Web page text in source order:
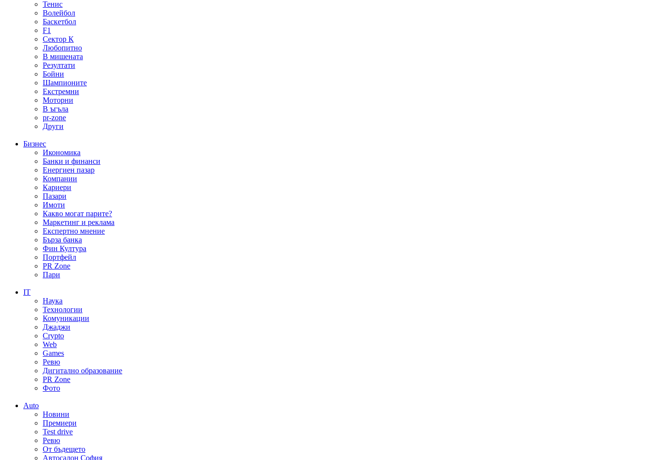
Тенис
Волейбол
Баскетбол
F1
Сектор К
Любопитно
В мишената
Резултати
Бойни
Шампионите
Екстремни
Моторни
В ъгъла
pr-zone
Други
Бизнес
Икономика
Банки и финанси
Енергиен пазар
Компании
Кариери
Пазари
Имоти
Какво могат парите?
Маркетинг и реклама
Експертно мнение
Бърза банка
Фин Култура
Портфейл
PR Zone
Пари
IT
Наука
Технологии
Комуникации
Джаджи
Crypto
Web
Games
Ревю
Дигитално образование
PR Zone
Фото
Auto
Новини
Премиери
Test drive
Ревю
От бъдещето
Автосалон София